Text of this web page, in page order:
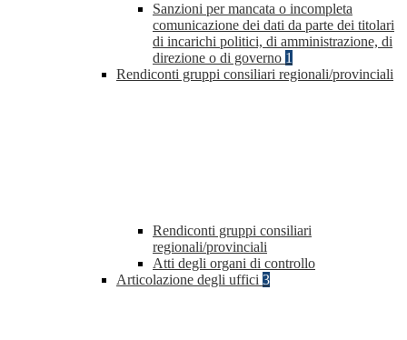
Sanzioni per mancata o incompleta
comunicazione dei dati da parte dei titolari
di incarichi politici, di amministrazione, di
direzione o di governo 1
Rendiconti gruppi consiliari regionali/provinciali
Rendiconti gruppi consiliari
regionali/provinciali
Atti degli organi di controllo
Articolazione degli uffici 3